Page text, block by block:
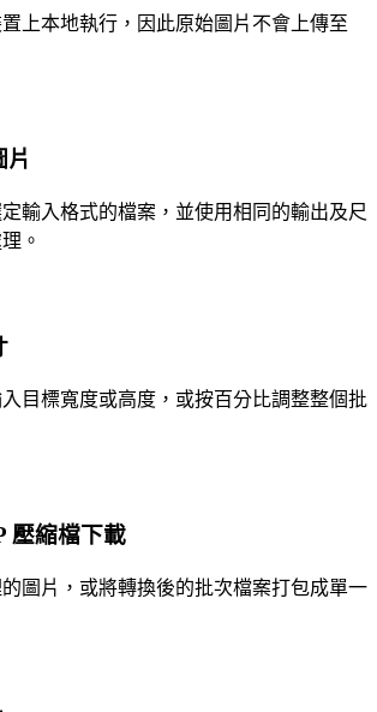
上本地執行，因此原始圖片不會上傳至
片
輸入格式的檔案，並使用相同的輸出及尺
。
目標寬度或高度，或按百分比調整整個批
壓縮檔下載
圖片，或將轉換後的批次檔案打包成單一